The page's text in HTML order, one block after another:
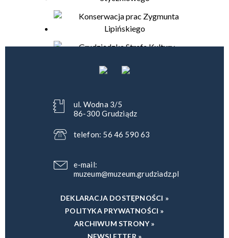
ul. Wodna 3/5
86-300 Grudziądz
telefon: 56 46 590 63
e-mail:
muzeum@muzeum.grudziadz.pl
DEKLARACJA DOSTĘPNOŚCI »
POLITYKA PRYWATNOŚCI »
ARCHIWUM STRONY »
NEWSLETTER »